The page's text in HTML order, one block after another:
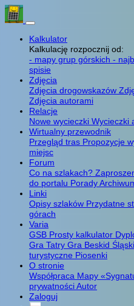
Kalkulator
Kalkulację rozpocznij od:
- mapy grup górskich -
spisie
Zdjęcia
Zdjęcia drogowskazów
Zdjęcia autorami
Relacje
Nowe wycieczki Wycieczki
Wirtualny przewodnik
Przegląd tras Propozycje
miejsc
Forum
Co na szlakach?
do portalu Porady
Linki
Opisy szlaków Przydatne
górach
Varia
GSB Prosty kalkulator
Gra Tatry Gra Beskid Śląski
turystyczne Piosenki
O stronie
Współpraca Mapy
prywatnościAutor
Zaloguj